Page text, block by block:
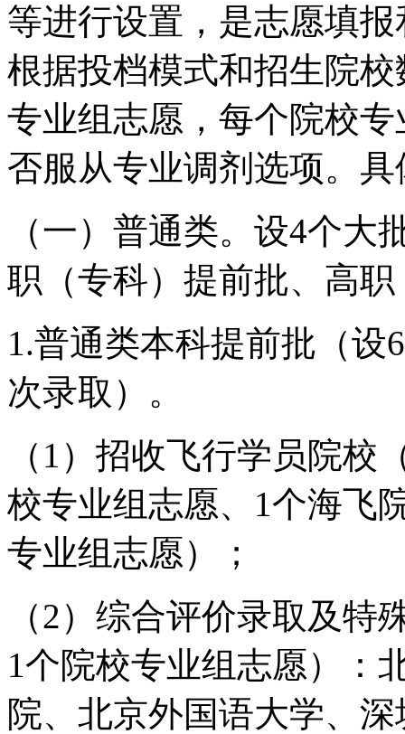
等进行设置，是志愿填
根据投档模式和招生院
专业组志愿，每个院校
否服从专业调剂选项。
（一）普通类。设4个
职（专科）提前批、高
1.普通类本科提前批（
次录取）。
（1）招收飞行学员院校
校专业组志愿、1个海飞
专业组志愿）；
（2）综合评价录取及
1个院校专业组志愿）：
院、北京外国语大学、